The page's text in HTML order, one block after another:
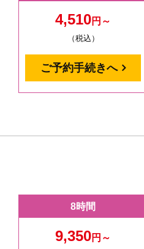
4,510円～
（税込）
ご予約手続きへ
8時間
9,350円～